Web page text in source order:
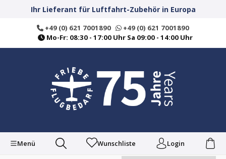
springenIhr Lieferant für Luftfahrt-Zubehör in Europa
+49 (0) 621 7001890
+49 (0) 621 7001890
Mo-Fr: 08:30 - 17:00 Uhr Sa 09:00 - 14:00 Uhr
Menü Wunschliste Login